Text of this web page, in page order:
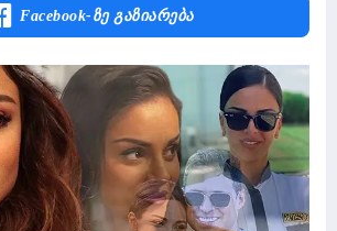
Facebook-Ზე Გაზიარება